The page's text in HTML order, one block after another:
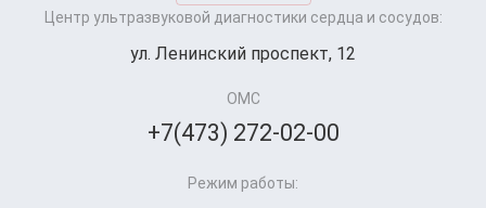
Центр ультразвуковой диагностики сердца и сосудов:
ул. Ленинский проспект, 12
ОМС
+7(473) 272-02-00
Режим работы: